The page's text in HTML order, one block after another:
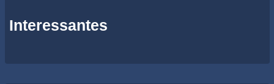
Interessantes